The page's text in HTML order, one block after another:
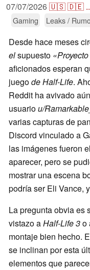
07/07/2026🇺🇸🇩🇪
Gaming Leaks /
Desde hace meses
elsupuesto
aficionados esperan
juegode Half-Life.
Reddit ha avivado
usuariou/
varias capturas de
Discord vinculado a
las imágenes fueron
aparecer, pero se
mostrar una escena
podría ser Eli Vance,
La pregunta obvia es
vistazo aHalf-Life 3o
montaje bien hecho.
se inclinan por esta
elementos que